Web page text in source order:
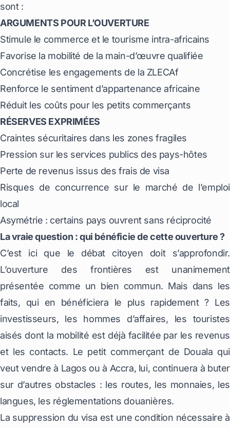
sont :
ARGUMENTS POUR L’OUVERTURE
Stimule le commerce et le tourisme intra-africains
Favorise la mobilité de la main-d’œuvre qualifiée
Concrétise les engagements de la ZLECAf
Renforce le sentiment d’appartenance africaine
Réduit les coûts pour les petits commerçants
RÉSERVES EXPRIMÉES
Craintes sécuritaires dans les zones fragiles
Pression sur les services publics des pays-hôtes
Perte de revenus issus des frais de visa
Risques de concurrence sur le marché de l’emploi
local
Asymétrie : certains pays ouvrent sans réciprocité
La vraie question : qui bénéficie de cette ouverture ?
C’est ici que le débat citoyen doit s’approfondir.
L’ouverture des frontières est unanimement
présentée comme un bien commun. Mais dans les
faits, qui en bénéficiera le plus rapidement ? Les
investisseurs, les hommes d’affaires, les touristes
aisés dont la mobilité est déjà facilitée par les revenus
et les contacts. Le petit commerçant de Douala qui
veut vendre à Lagos ou à Accra, lui, continuera à buter
sur d’autres obstacles : les routes, les monnaies, les
langues, les réglementations douanières.
La suppression du visa est une condition nécessaire à